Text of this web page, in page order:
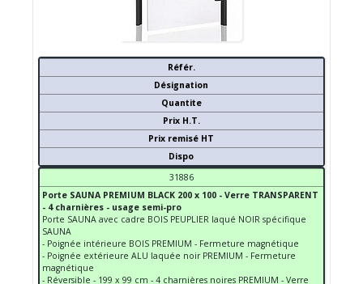
Référ.
Désignation
Quantite
Prix H.T.
Prix remisé HT
Dispo
31886
Porte SAUNA PREMIUM BLACK 200 x 100 - Verre TRANSPARENT
- 4 charnières - usage semi-pro
Porte SAUNA avec cadre BOIS PEUPLIER laqué NOIR spécifique
SAUNA
- Poignée intérieure BOIS PREMIUM - Fermeture magnétique
- Poignée extérieure ALU laquée noir PREMIUM - Fermeture
magnétique
- Réversible - 199 x 99 cm - 4 charnières noires PREMIUM - Verre